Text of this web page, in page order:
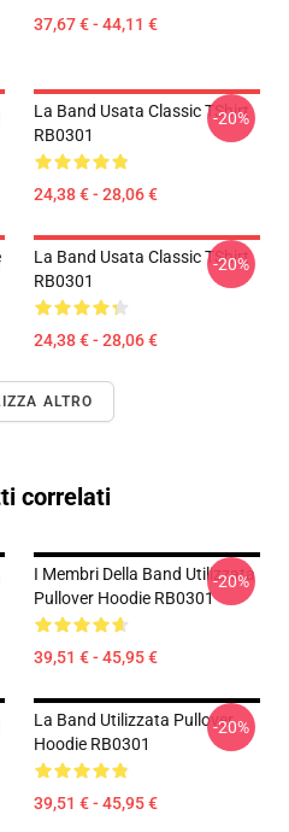
37,67 € - 44,11 €
La Band Usata Classic TShirt
RB0301
24,38 € - 28,06 €
-20%
La Band Usata Classic TShirt
RB0301
24,38 € - 28,06 €
-20%
ALTRO
correlati
I Membri Della Band Utilizzata
Pullover Hoodie RB0301
39,51 € - 45,95 €
-20%
La Band Utilizzata Pullover
Hoodie RB0301
39,51 € - 45,95 €
-20%